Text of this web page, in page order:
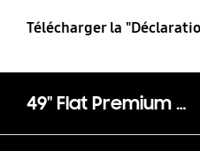
Télécharger la
49" Flat Premium UHD TV MU7000